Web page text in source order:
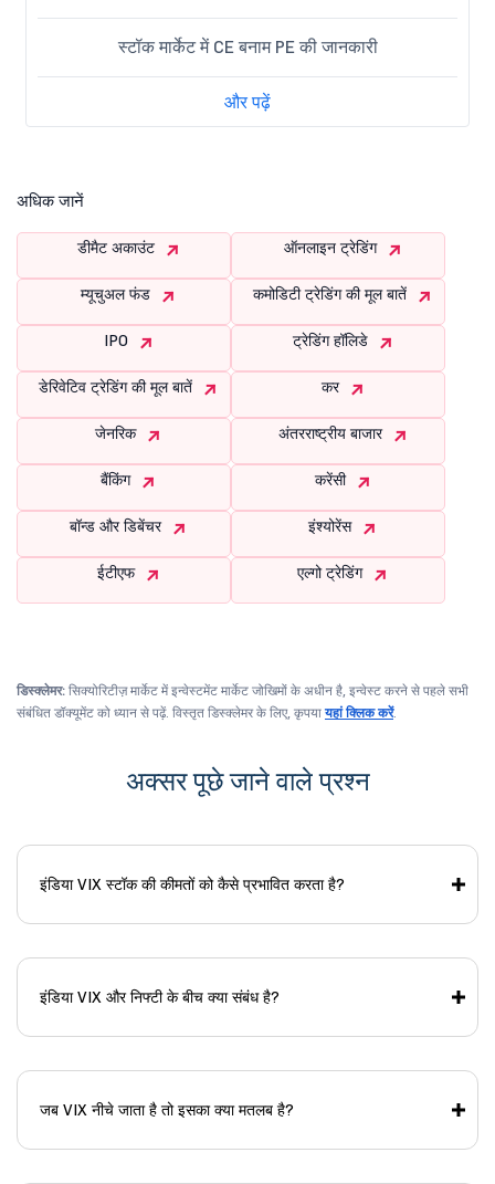
स्टॉक मार्केट में CE बनाम PE की जानकारी
और पढ़ें
अधिक जानें
डीमैट अकाउंट ऑनलाइन ट्रेडिंग
म्यूचुअल फंड कमोडिटी ट्रेडिंग की मूल बातें
IPO ट्रेडिंग हॉलिडे
डेरिवेटिव ट्रेडिंग की मूल बातें कर
जेनरिक अंतरराष्ट्रीय बाजार
बैंकिंग करेंसी
बॉन्ड और डिबेंचर इंश्योरेंस
ईटीएफ एल्गो ट्रेडिंग
डिस्क्लेमर: सिक्योरिटीज़ मार्केट में इन्वेस्टमेंट मार्केट जोखिमों के अधीन है, इन्वेस्ट करने से पहले सभी
संबंधित डॉक्यूमेंट को ध्यान से पढ़ें. विस्तृत डिस्क्लेमर के लिए, कृपयायहां क्लिक करें.
अक्सर पूछे जाने वाले प्रश्न
इंडिया VIX स्टॉक की कीमतों को कैसे प्रभावित करता है?
इंडिया VIX और निफ्टी के बीच क्या संबंध है?
जब VIX नीचे जाता है तो इसका क्या मतलब है?